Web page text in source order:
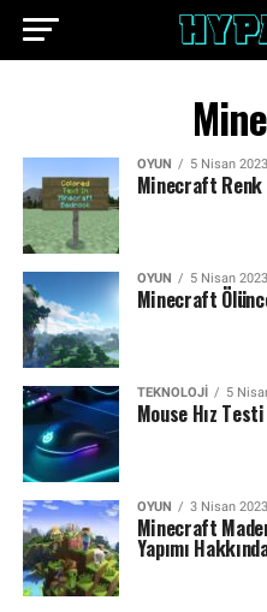
OYUN 5 Nisan 2023
Minecraft Renk
OYUN 5 Nisan 2023
Minecraft
TEKNOLOJI 5
Mouse Hız Testi
OYUN 3 Nisan 2023
Minecraft
Yapımı